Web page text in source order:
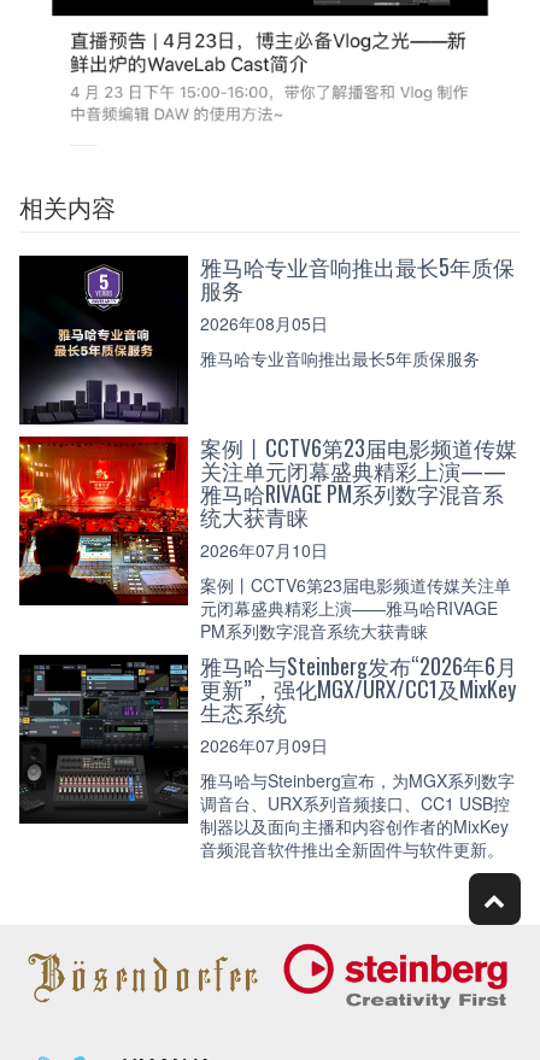
相关内容
雅马哈专业音响推出最长5年质保
服务
2026年08月05日
雅马哈专业音响推出最长5年质保服务
案例丨CCTV6第23届电影频道传媒
关注单元闭幕盛典精彩上演——
雅马哈RIVAGE PM系列数字混音系
统大获青睐
2026年07月10日
案例丨CCTV6第23届电影频道传媒关注单
元闭幕盛典精彩上演——雅马哈RIVAGE
PM系列数字混音系统大获青睐
雅马哈与Steinberg发布“2026年6月
更新”，强化MGX/URX/CC1及MixKey
生态系统
2026年07月09日
雅马哈与Steinberg宣布，为MGX系列数字
调音台、URX系列音频接口、CC1 USB控
制器以及面向主播和内容创作者的MixKey
音频混音软件推出全新固件与软件更新。